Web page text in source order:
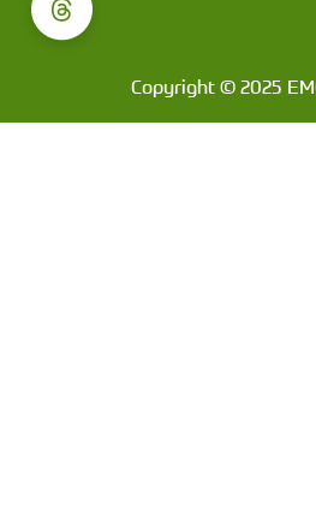
Copyright © 2025